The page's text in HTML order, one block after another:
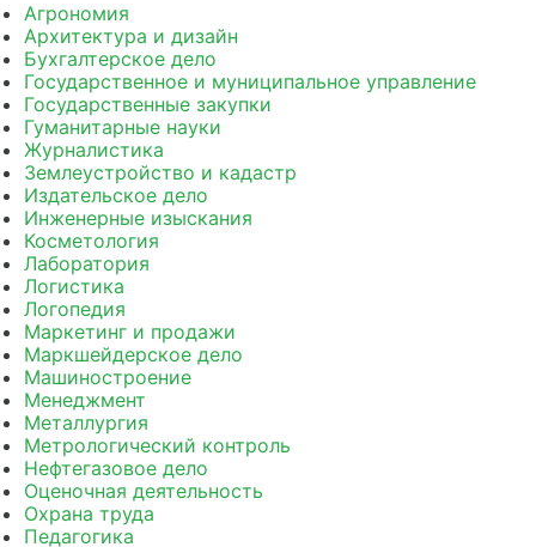
Агрономия
Архитектура и дизайн
Бухгалтерское дело
Государственное и муниципальное управление
Государственные закупки
Гуманитарные науки
Журналистика
Землеустройство и кадастр
Издательское дело
Инженерные изыскания
Косметология
Лаборатория
Логистика
Логопедия
Маркетинг и продажи
Маркшейдерское дело
Машиностроение
Менеджмент
Металлургия
Метрологический контроль
Нефтегазовое дело
Оценочная деятельность
Охрана труда
Педагогика